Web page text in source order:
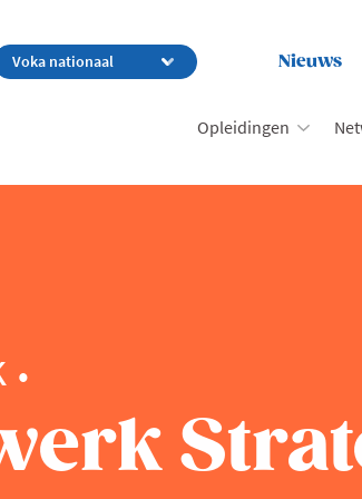
Nieuws
Opleidingen